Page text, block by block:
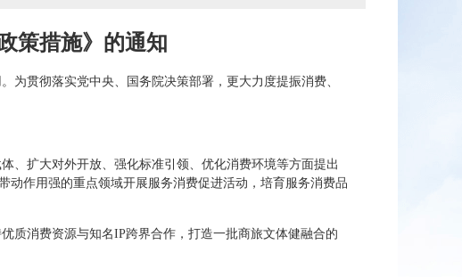
策措施》的通知
为贯彻落实党中央、国务院决策部署，更大力度提振消费、
、扩大对外开放、强化标准引领、优化消费环境等方面提出
动作用强的重点领域开展服务消费促进活动，培育服务消费品
质消费资源与知名IP跨界合作，打造一批商旅文体健融合的